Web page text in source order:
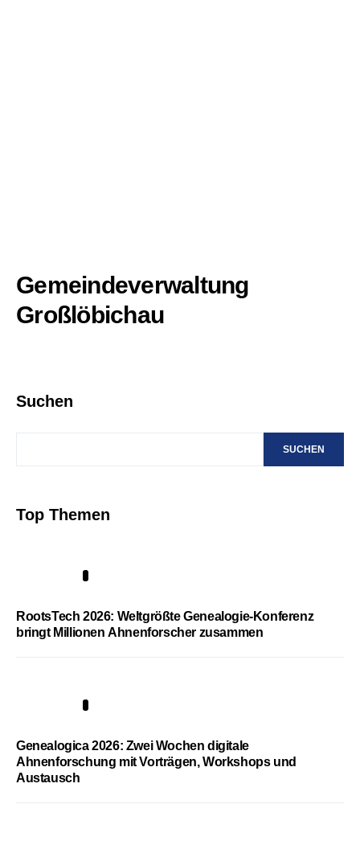
Gemeindeverwaltung
Großlöbichau
Suchen
SUCHEN
Top Themen
RootsTech 2026: Weltgrößte Genealogie-Konferenz
bringt Millionen Ahnenforscher zusammen
Genealogica 2026: Zwei Wochen digitale
Ahnenforschung mit Vorträgen, Workshops und
Austausch